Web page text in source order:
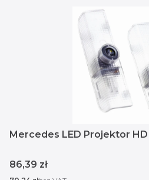
Mercedes LED Projektor
Cena
86,39 zł